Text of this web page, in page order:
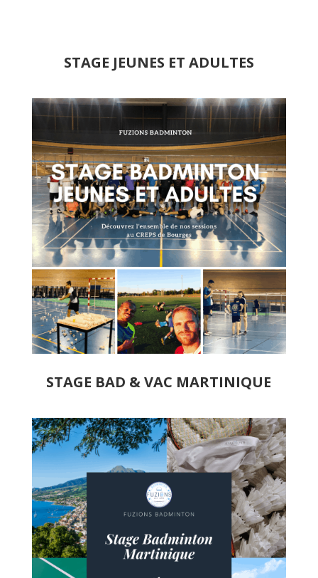
STAGE JEUNES ET ADULTES
STAGE BAD & VAC MARTINIQUE